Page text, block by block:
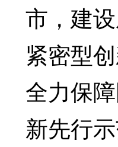
市，建
紧密型
全力保
新先行